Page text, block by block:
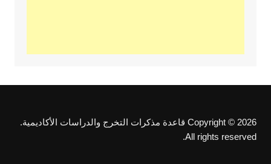
Copyright © 2026 قاعدة مذكرات التخرج والدراسات الأكاديمية.
All rights reserved.